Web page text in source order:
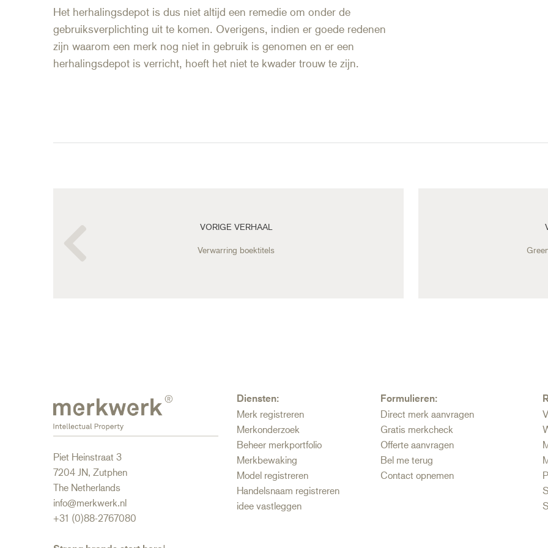
Het herhalingsdepot is dus niet altijd een remedie om onder de
gebruiksverplichting uit te komen. Overigens, indien er goede redenen
zijn waarom een merk nog niet in gebruik is genomen en er een
herhalingsdepot is verricht, hoeft het niet te kwader trouw te zijn.
navigatie
VORIGE VERHAAL
Verwarring boektitels
Piet Heinstraat 3
7204 JN, Zutphen
The Netherlands
info@merkwerk.nl
+31 (0)88-2767080
Diensten:
Merk registreren
Merkonderzoek
Beheer merkportfolio
Merkbewaking
Model registreren
Handelsnaam registreren
idee vastleggen
Formulieren:
Direct merk aanvragen
Gratis merkcheck
Offerte aanvragen
Bel me terug
Contact opnemen